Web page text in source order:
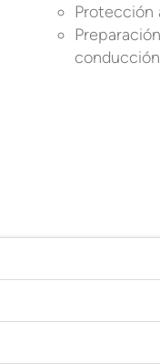
Protección
conducción